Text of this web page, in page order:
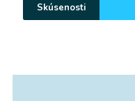
Skúsenosti